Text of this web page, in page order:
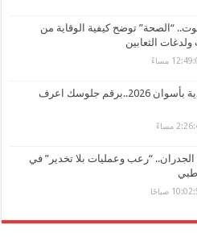
“الصحة” توضح كيفية الوقاية من
الثعابين
الشهادة الإعدادية بأسوان 2026..برقم جلوسك اعرف
“رعب وعمليات بلا تخدير” في